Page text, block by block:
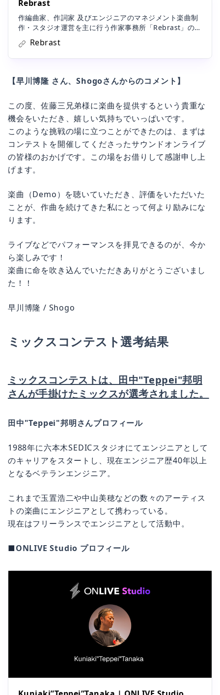
作・スタジオ運営を主に行う作家事務所「Rebrast」のウ
ェブサイトです
Rebrast
機会をいただき、嬉しい気持ちでいっぱいです。
このような挑戦の場に立つことができたのは、まずは
コンテストを開催してくださったサウンドオンライブ
の皆様のおかげです。この場をお借りして感謝申し上
げます。
ことが、作曲を続けてきた私にとって何より励みにな
ります。
ら楽しみです！
楽曲に命を吹き込んでいただきありがとうございまし
た！！
ミックスコンテスト選考結果
ミックスコンテストは、田中"Teppei"邦明
さんが手掛けたミックスが選考されました。
のキャリアをスタートし、現在エンジニア歴40年以上
となるベテランエンジニア。
トの楽曲にエンジニアとして携わっている。
現在はフリーランスでエンジニアとして活動中。